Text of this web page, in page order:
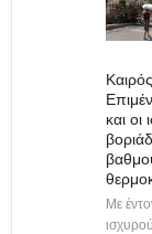
και οι
Με